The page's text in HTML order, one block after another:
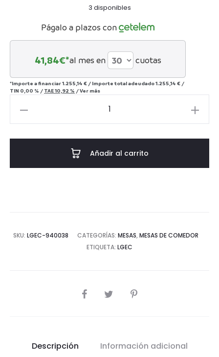
3 disponibles
Págalo a plazos con
41,84€*al mes en cuotas
*Importe a financiar1.255,14 € / Importe total adeudado1.255,14 € /
TIN 0,00 % / TAE10,92 % /Ver más
Añadir al carrito
SKU: LGEC-940038 CATEGORÍAS: MESAS, MESAS DE COMEDOR
ETIQUETA: LGEC
COMPARTIR
Descripción Información adicional